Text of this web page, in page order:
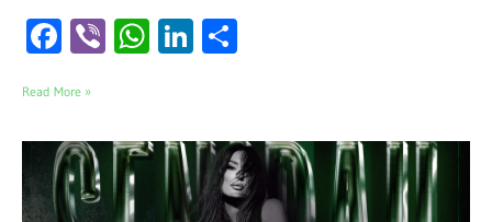
Facebook
ViberWhatsApp
LinkedIn
Read More »